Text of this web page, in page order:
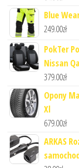
Blue
249.00zł
PokTer
Nissan
379.00zł
Opony
Xl
679.00zł
ARKAS